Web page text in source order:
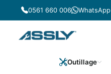
Passer
au
contenu
0561 660 006 WhatsApp
Outillage